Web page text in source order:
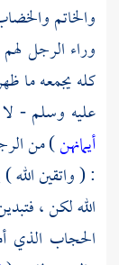
والخاتم
وراء الرجل
كله يجمعه ما
عليه وسلم -
أيمانهن) من
: ( واتقين الله
الله لكن ،
الحجاب الذي